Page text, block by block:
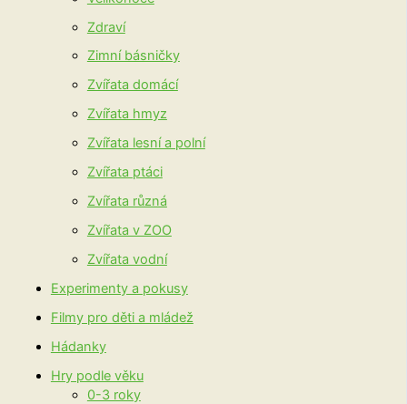
Zdraví
Zimní básničky
Zvířata domácí
Zvířata hmyz
Zvířata lesní a polní
Zvířata ptáci
Zvířata různá
Zvířata v ZOO
Zvířata vodní
Experimenty a pokusy
Filmy pro děti a mládež
Hádanky
Hry podle věku
0-3 roky